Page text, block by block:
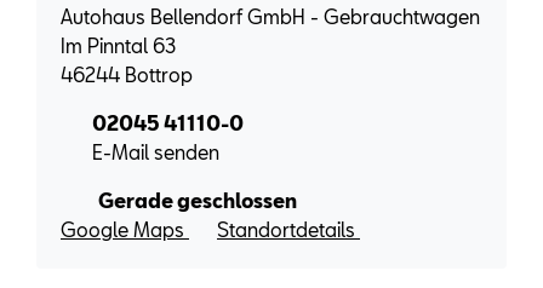
Autohaus Bellendorf GmbH - Gebrauchtwagen
Im Pinntal 63
46244 Bottrop
02045 41110-0
E-Mail senden
Gerade geschlossen
Google Maps
Standortdetails